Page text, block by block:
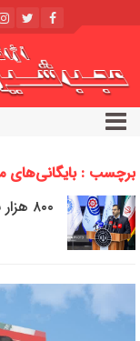
برچسب :
۸۰۰ هزار نفر به جمعیت غیرفعال کشور اضافه شد